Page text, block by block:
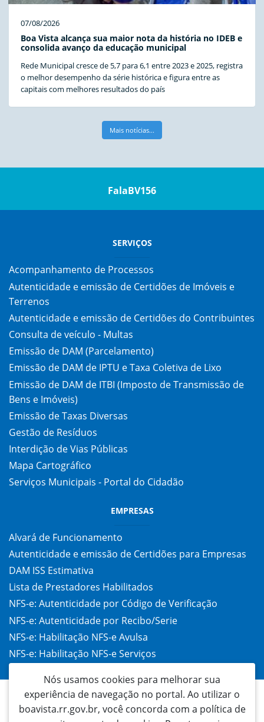
07/08/2026
Boa Vista alcança sua maior nota da história no IDEB e
consolida avanço da educação municipal
Rede Municipal cresce de 5,7 para 6,1 entre 2023 e 2025, registra
o melhor desempenho da série histórica e figura entre as
capitais com melhores resultados do país
Mais notícias...
FalaBV156
SERVIÇOS
Acompanhamento de Processos
Autenticidade e emissão de Certidões de Imóveis e
Terrenos
Autenticidade e emissão de Certidões do Contribuintes
Consulta de veículo - Multas
Emissão de DAM (Parcelamento)
Emissão de DAM de IPTU e Taxa Coletiva de Lixo
Emissão de DAM de ITBI (Imposto de Transmissão de
Bens e Imóveis)
Emissão de Taxas Diversas
Gestão de Resíduos
Interdição de Vias Públicas
Mapa Cartográfico
Serviços Municipais - Portal do Cidadão
EMPRESAS
Alvará de Funcionamento
Autenticidade e emissão de Certidões para Empresas
DAM ISS Estimativa
Lista de Prestadores Habilitados
NFS-e: Autenticidade por Código de Verificação
NFS-e: Autenticidade por Recibo/Serie
NFS-e: Habilitação NFS-e Avulsa
NFS-e: Habilitação NFS-e Serviços
Nós usamos cookies para melhorar sua
experiência de navegação no portal. Ao utilizar o
boavista.rr.gov.br, você concorda com a política de